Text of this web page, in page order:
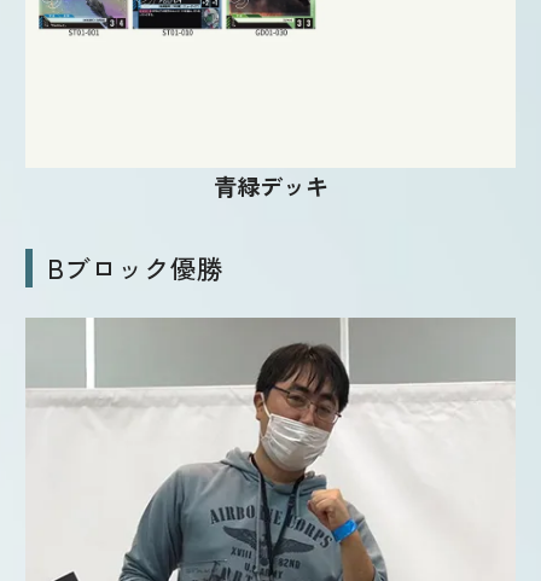
青緑デッキ
Bブロック優勝